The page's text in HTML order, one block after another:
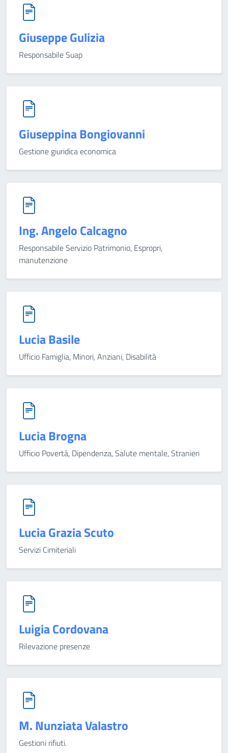
Giuseppe Gulizia
Responsabile Suap
Giuseppina Bongiovanni
Gestione giuridica economica
Ing. Angelo Calcagno
Responsabile Servizio Patrimonio, Espropri,
manutenzione
Lucia Basile
Ufficio Famiglia, Minori, Anziani, Disabilità
Lucia Brogna
Ufficio Povertà, Dipendenza, Salute mentale, Stranieri
Lucia Grazia Scuto
Servizi Cimiteriali
Luigia Cordovana
Rilevazione presenze
M. Nunziata Valastro
Gestioni rifiuti.